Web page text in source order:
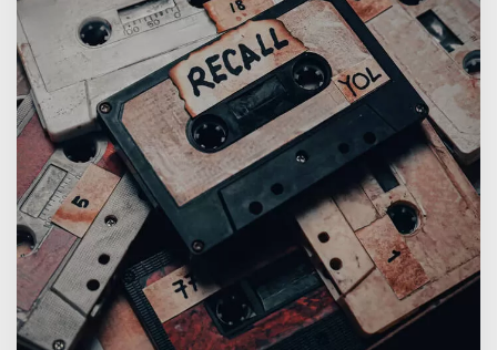
r
a
s
n
y
a
H
i
d
u
p
d
I
n
d